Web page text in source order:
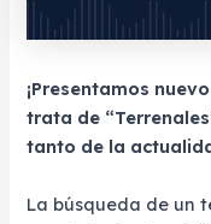
¡Presentamos
trata de
tanto de la
La búsqueda de un